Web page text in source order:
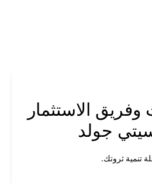
الاستثمار
جولد
تنمية ثروتك.